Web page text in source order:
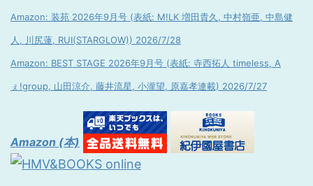
Amazon: 装苑 2026年9月号 (表紙: M!LK 増田貴久, 中村嶺亜, 中島健
人, 川尻蓮, RUI(STARGLOW)) 2026/7/28
Amazon: BEST STAGE 2026年9月号 (表紙: 寺西拓人 timeless, A
ぇ!group, 山田涼介, 藤井流星, 小瀧望, 原嘉孝連載) 2026/7/27
Amazon (本)